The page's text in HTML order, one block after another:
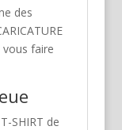
des
faire
SHIRT de